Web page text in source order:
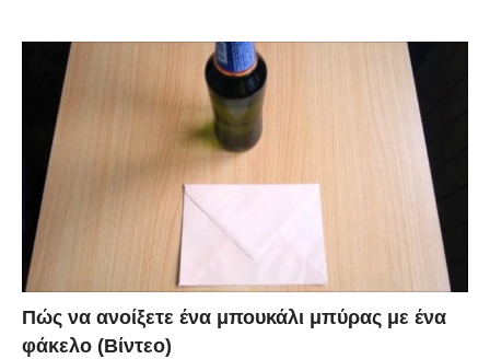
Πώς να ανοίξετε ένα μπουκάλι μπύρας με ένα
φάκελο (Βίντεο)